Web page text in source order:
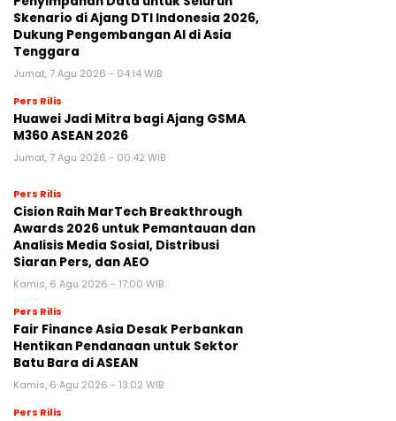
Skenario di Ajang DTI Indonesia 2026,
Dukung Pengembangan AI di Asia
Tenggara
Jumat, 7 Agu 2026 - 04:14 WIB
Pers Rilis
Huawei Jadi Mitra bagi Ajang GSMA
M360 ASEAN 2026
Jumat, 7 Agu 2026 - 00:42 WIB
Pers Rilis
Cision Raih MarTech Breakthrough
Awards 2026 untuk Pemantauan dan
Analisis Media Sosial, Distribusi
Siaran Pers, dan AEO
Kamis, 6 Agu 2026 - 17:00 WIB
Pers Rilis
Fair Finance Asia Desak Perbankan
Hentikan Pendanaan untuk Sektor
Batu Bara di ASEAN
Kamis, 6 Agu 2026 - 13:02 WIB
Pers Rilis